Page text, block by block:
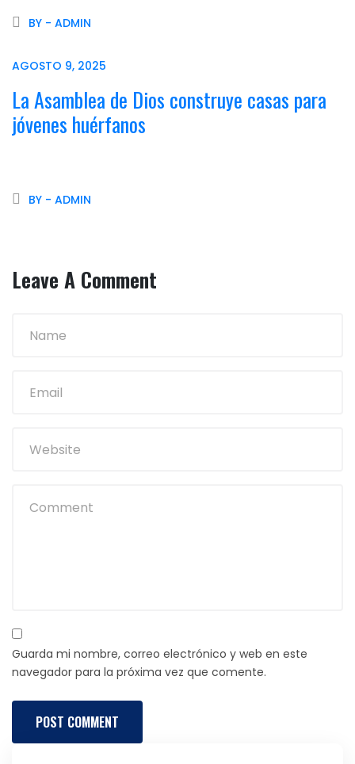
BY - ADMIN
AGOSTO 9, 2025
La Asamblea de Dios construye casas para
jóvenes huérfanos
BY - ADMIN
Leave A Comment
Guarda mi nombre, correo electrónico y web en este
navegador para la próxima vez que comente.